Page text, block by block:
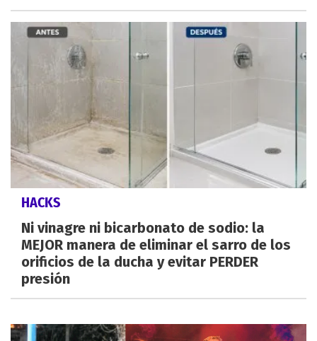
HACKS
Ni vinagre ni bicarbonato de sodio: la
MEJOR manera de eliminar el sarro de los
orificios de la ducha y evitar PERDER
presión